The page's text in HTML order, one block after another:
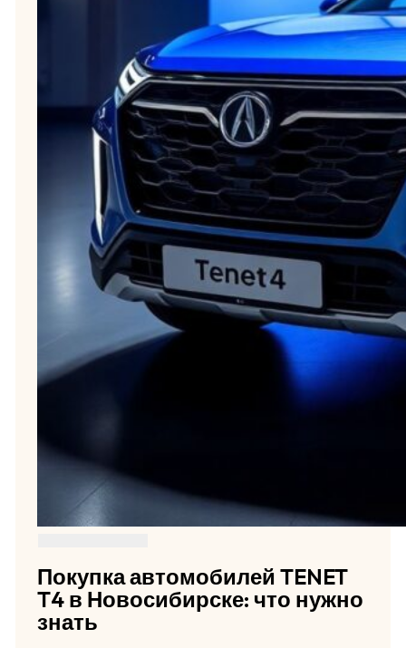
Покупка автомобилей TENET
T4 в Новосибирске: что нужно
знать